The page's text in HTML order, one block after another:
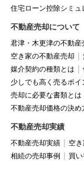
住宅ローン控除シミュ
不動産売却について
君津・木更津の不動産
空き家の不動産売却
媒介契約の種類とは
少しでも高く売るポイ
売却に必要な書類とは
不動産売却価格の決め
不動産売却実績
不動産売却実績 空
相続の売却事例
買